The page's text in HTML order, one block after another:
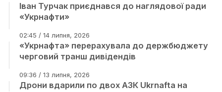
Іван Турчак приєднався до наглядової ради
«Укрнафти»
02:45 / 14 липня, 2026
«Укрнафта» перерахувала до держбюджету
черговий транш дивідендів
09:36 / 13 липня, 2026
Дрони вдарили по двох АЗК Ukrnafta на